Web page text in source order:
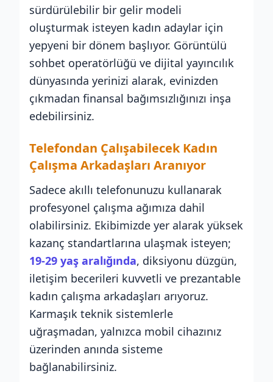
sürdürülebilir bir gelir modeli
oluşturmak isteyen kadın adaylar için
yepyeni bir dönem başlıyor. Görüntülü
sohbet operatörlüğü ve dijital yayıncılık
dünyasında yerinizi alarak, evinizden
çıkmadan finansal bağımsızlığınızı inşa
edebilirsiniz.
Telefondan Çalışabilecek Kadın
Çalışma Arkadaşları Aranıyor
Sadece akıllı telefonunuzu kullanarak
profesyonel çalışma ağımıza dahil
olabilirsiniz. Ekibimizde yer alarak yüksek
kazanç standartlarına ulaşmak isteyen;
19-29 yaş aralığında, diksiyonu düzgün,
iletişim becerileri kuvvetli ve prezantable
kadın çalışma arkadaşları arıyoruz.
Karmaşık teknik sistemlerle
uğraşmadan, yalnızca mobil cihazınız
üzerinden anında sisteme
bağlanabilirsiniz.